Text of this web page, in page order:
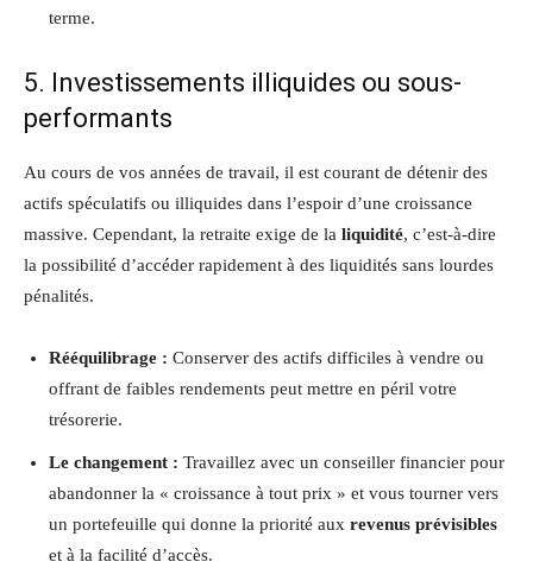
terme.
5. Investissements illiquides ou sous-
performants
Au cours de vos années de travail, il est courant de détenir des
actifs spéculatifs ou illiquides dans l’espoir d’une croissance
massive. Cependant, la retraite exige de la liquidité, c’est-à-dire
la possibilité d’accéder rapidement à des liquidités sans lourdes
pénalités.
Rééquilibrage : Conserver des actifs difficiles à vendre ou
offrant de faibles rendements peut mettre en péril votre
trésorerie.
Le changement : Travaillez avec un conseiller financier pour
abandonner la « croissance à tout prix » et vous tourner vers
un portefeuille qui donne la priorité aux revenus prévisibles
et à la facilité d’accès.